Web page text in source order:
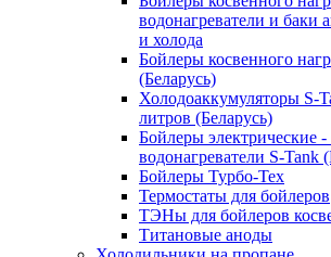
водонагреватели и баки
и холода
Бойлеры косвенного
(Беларусь)
Холодоаккумуляторы S-
литров (Беларусь)
Бойлеры электрические -
водонагреватели S-Tank
Бойлеры Турбо-Тех
Термостаты для бойлеров
ТЭНы для бойлеров
Титановые аноды